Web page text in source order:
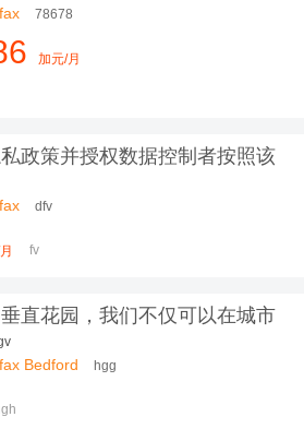
78678
加元/月
政策并授权数据控制者按照该
dfv
fv
直花园，我们不仅可以在城市
Bedford hgg